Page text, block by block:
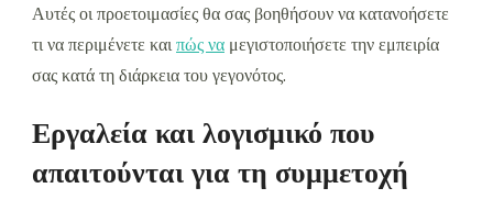
Αυτές οι προετοιμασίες θα σας βοηθήσουν να κατανοήσετε
τι να περιμένετε καιπώς να μεγιστοποιήσετε την εμπειρία
σας κατά τη διάρκεια του γεγονότος.
Εργαλεία και λογισμικό που
απαιτούνται για τη συμμετοχή